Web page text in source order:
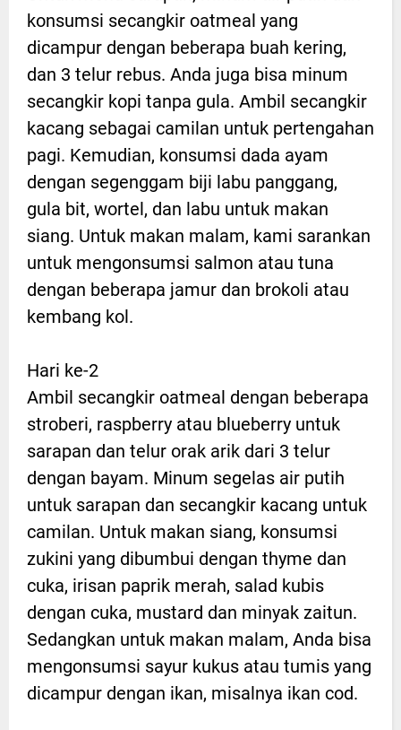
konsumsi secangkir oatmeal yang
dicampur dengan beberapa buah kering,
dan 3 telur rebus. Anda juga bisa minum
secangkir kopi tanpa gula. Ambil secangkir
kacang sebagai camilan untuk pertengahan
pagi. Kemudian, konsumsi dada ayam
dengan segenggam biji labu panggang,
gula bit, wortel, dan labu untuk makan
siang. Untuk makan malam, kami sarankan
untuk mengonsumsi salmon atau tuna
dengan beberapa jamur dan brokoli atau
kembang kol.
Hari ke-2
Ambil secangkir oatmeal dengan beberapa
stroberi, raspberry atau blueberry untuk
sarapan dan telur orak arik dari 3 telur
dengan bayam. Minum segelas air putih
untuk sarapan dan secangkir kacang untuk
camilan. Untuk makan siang, konsumsi
zukini yang dibumbui dengan thyme dan
cuka, irisan paprik merah, salad kubis
dengan cuka, mustard dan minyak zaitun.
Sedangkan untuk makan malam, Anda bisa
mengonsumsi sayur kukus atau tumis yang
dicampur dengan ikan, misalnya ikan cod.